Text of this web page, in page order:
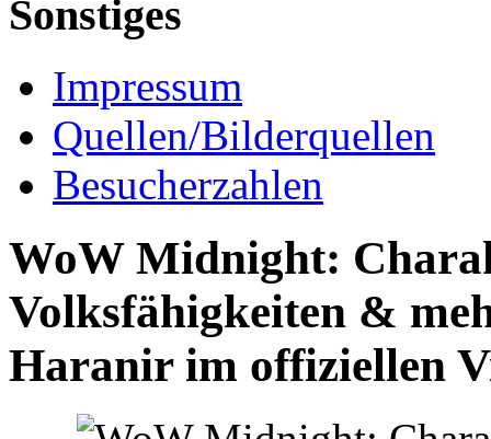
Sonstiges
Impressum
Quellen/Bilderquellen
Besucherzahlen
WoW Midnight:
Volksfähigkeiten &
Haranir im offiziellen